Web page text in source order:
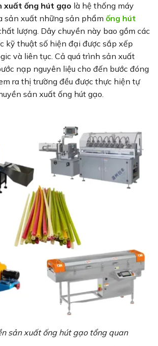
xuất ống hút gạo là hệ thống máy
sản xuất những sản phẩm ống hút
lượng. Dây chuyền này bao gồm các
kỹ thuật số hiện đại được sắp xếp
và liên tục. Cả quá trình sản xuất
nạp nguyên liệu cho đến bước đóng
ra thị trường đều được thực hiện tự
sản xuất ống hút gạo.
sản xuất ống hút gạo tổng quan